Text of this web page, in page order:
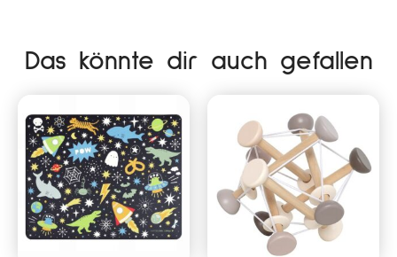
Das könnte dir auch gefallen